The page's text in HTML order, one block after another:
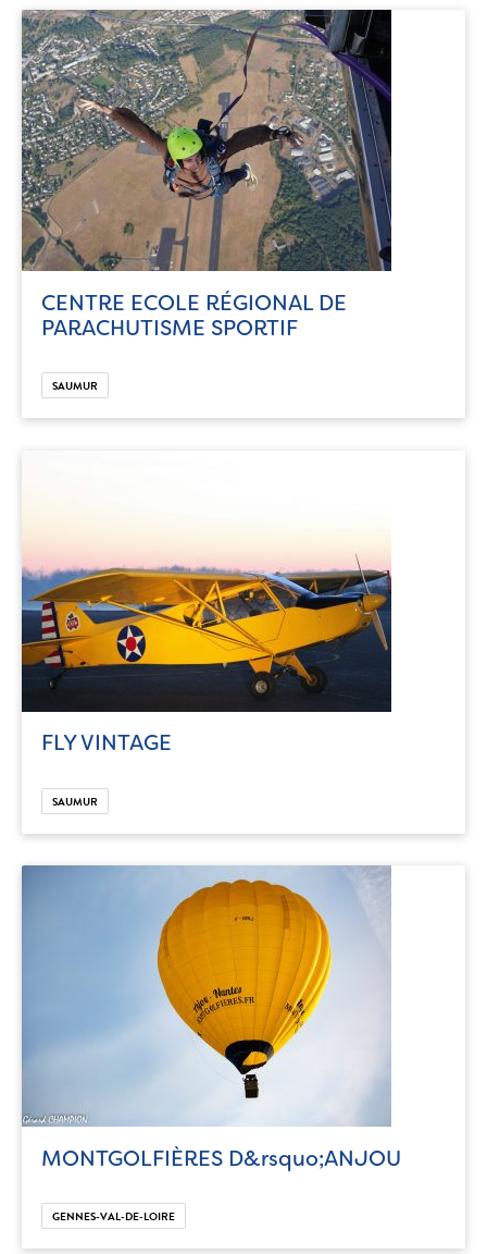
CENTRE ECOLE RÉGIONAL DE
PARACHUTISME SPORTIF
SAUMUR
FLY VINTAGE
SAUMUR
MONTGOLFIÈRES D&rsquo;ANJOU
GENNES-VAL-DE-LOIRE